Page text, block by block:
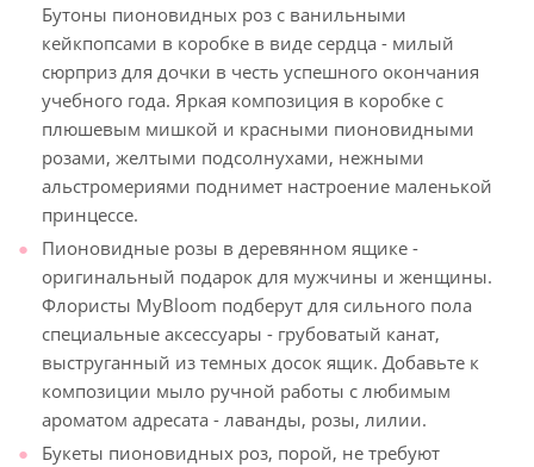
Бутоны пионовидных роз с ванильными
кейкпопсами в коробке в виде сердца - милый
сюрприз для дочки в честь успешного окончания
учебного года. Яркая композиция в коробке с
плюшевым мишкой и красными пионовидными
розами, желтыми подсолнухами, нежными
альстромериями поднимет настроение маленькой
принцессе.
Пионовидные розы в деревянном ящике -
оригинальный подарок для мужчины и женщины.
Флористы MyBloom подберут для сильного пола
специальные аксессуары - грубоватый канат,
выструганный из темных досок ящик. Добавьте к
композиции мыло ручной работы с любимым
ароматом адресата - лаванды, розы, лилии.
Букеты пионовидных роз, порой, не требуют